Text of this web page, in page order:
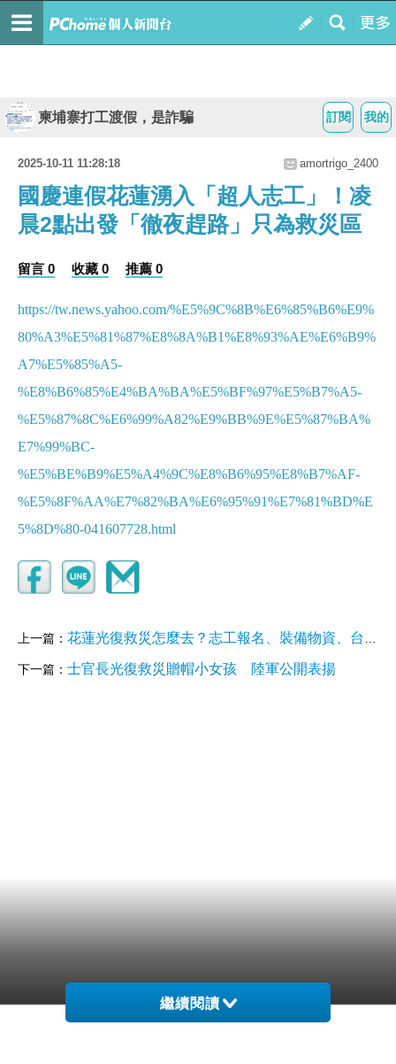
我的
訂閱
柬埔寨打工渡假，是詐騙
2025-10-11 11:28:18 amortrigo_2400
國慶連假花蓮湧入「超人志工」！凌
晨2點出發「徹夜趕路」只為救災區
留言 0 收藏 0 推薦 0
https://tw.news.yahoo.com/%E5%9C%8B%E6%85%B6%E9%
80%A3%E5%81%87%E8%8A%B1%E8%93%AE%E6%B9%
A7%E5%85%A5-
%E8%B6%85%E4%BA%BA%E5%BF%97%E5%B7%A5-
%E5%87%8C%E6%99%A82%E9%BB%9E%E5%87%BA%
E7%99%BC-
%E5%BE%B9%E5%A4%9C%E8%B6%95%E8%B7%AF-
%E5%8F%AA%E7%82%BA%E6%95%91%E7%81%BD%E
5%8D%80-041607728.html
上一篇： 花蓮光復救災怎麼去？志工報名、裝備物資、台鐵加班車一次看
下一篇： 士官長光復救災贈帽小女孩 陸軍公開表揚
繼續閱讀